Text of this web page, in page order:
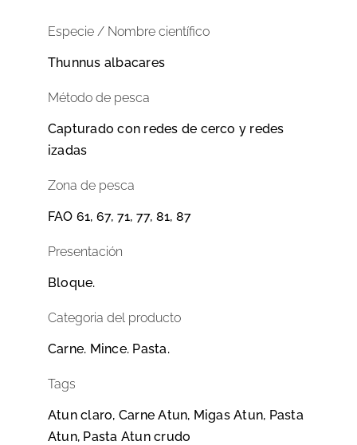
Especie / Nombre científico
Thunnus albacares
Método de pesca
Capturado con redes de cerco y redes
izadas
Zona de pesca
FAO 61, 67, 71, 77, 81, 87
Presentación
Bloque.
Categoria del producto
Carne. Mince. Pasta.
Tags
Atun claro, Carne Atun, Migas Atun, Pasta
Atun, Pasta Atun crudo